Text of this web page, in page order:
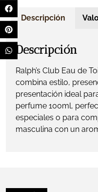
Descripción
Descripción
Ralph’s Club Eau de
combina estilo,
presentación ideal
perfume 100ml,
especiales o para
masculina con un